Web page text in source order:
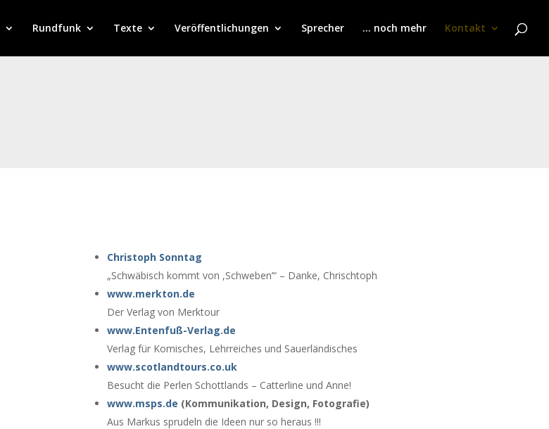
Rundfunk Texte Veröffentlichungen Sprecher … noch mehr Kontakt
Christoph Sonntag
„Schwäbisch kommt von ,Schweben’“ – Danke, Chrischtoph
www.merkton.de
Der Verlag von Merktour
www.Entenfuß-Verlag.de
Verlag für Komisches, Lehrreiches und Sauerländisches
www.scotlandtours.co.uk
Besucht die Perlen Schottlands – Catterline und Anne!
www.msps.de (Kommunikation, Design, Fotografie)
Aus Markus sprudeln die Ideen nur so heraus !!!